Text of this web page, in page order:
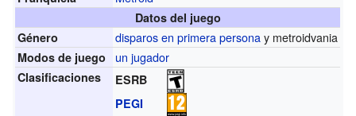
Datos del juego
Género
disparos en primera personay metroidvania
Modos de juego un jugador
Clasificaciones
ESRB
PEGI